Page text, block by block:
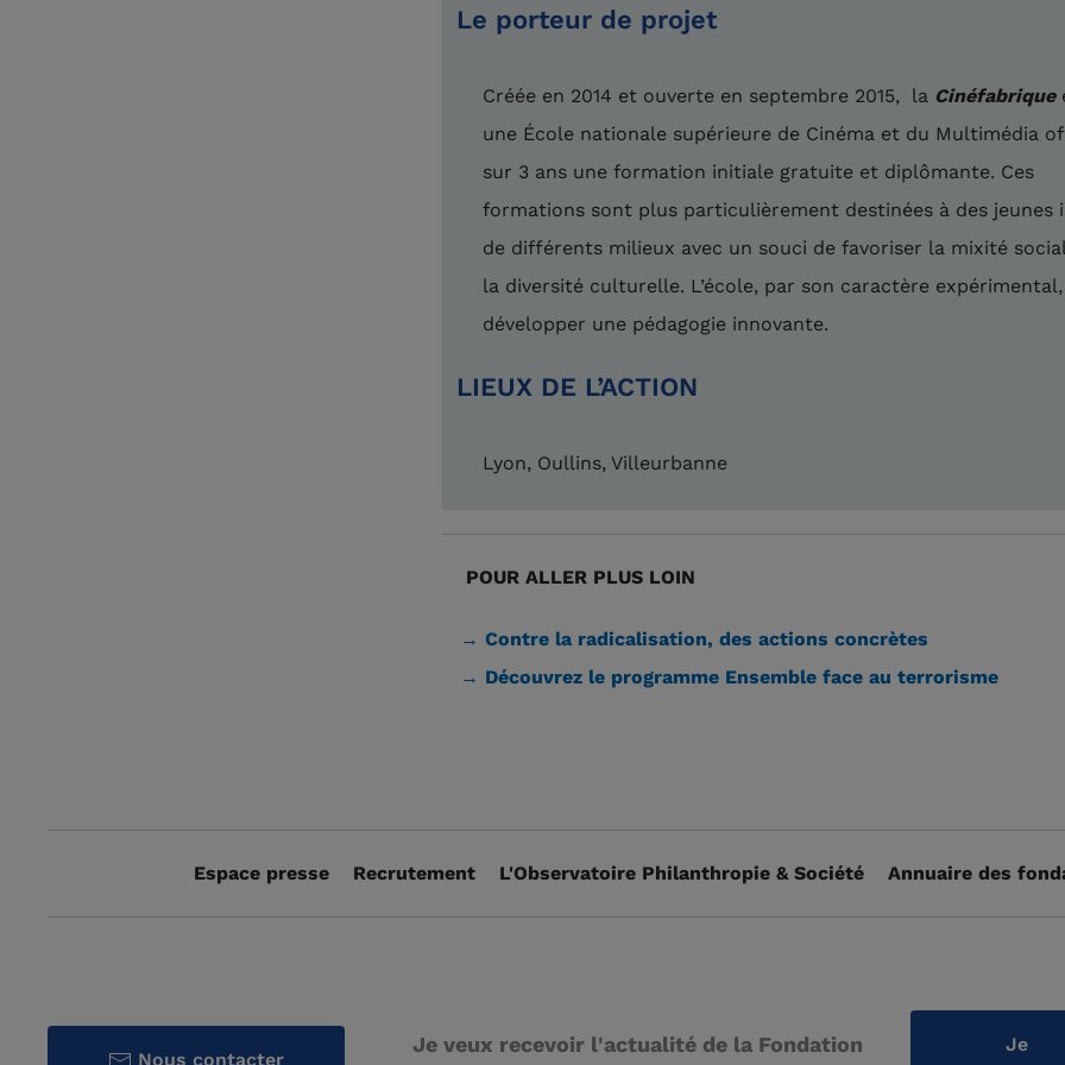
Le porteur de projet
Créée en 2014 et ouverte en septembre 2015, la Cinéfabrique
une École nationale supérieure de Cinéma et du Multimédia
sur 3 ans une formation initiale gratuite et diplômante. Ces
formations sont plus particulièrement destinées à des jeunes
de différents milieux avec un souci de favoriser la mixité
la diversité culturelle. L’école, par son caractère
développer une pédagogie innovante.
LIEUX DE L’ACTION
Lyon, Oullins, Villeurbanne
POUR ALLER PLUS LOIN
→ Contre la radicalisation, des actions concrètes
→ Découvrez le programme Ensemble face au terrorisme
Espace presse Recrutement L'Observatoire Philanthropie & Société Annuaire des
Nous contacter
Je veux recevoir l'actualité de la Fondation
Je